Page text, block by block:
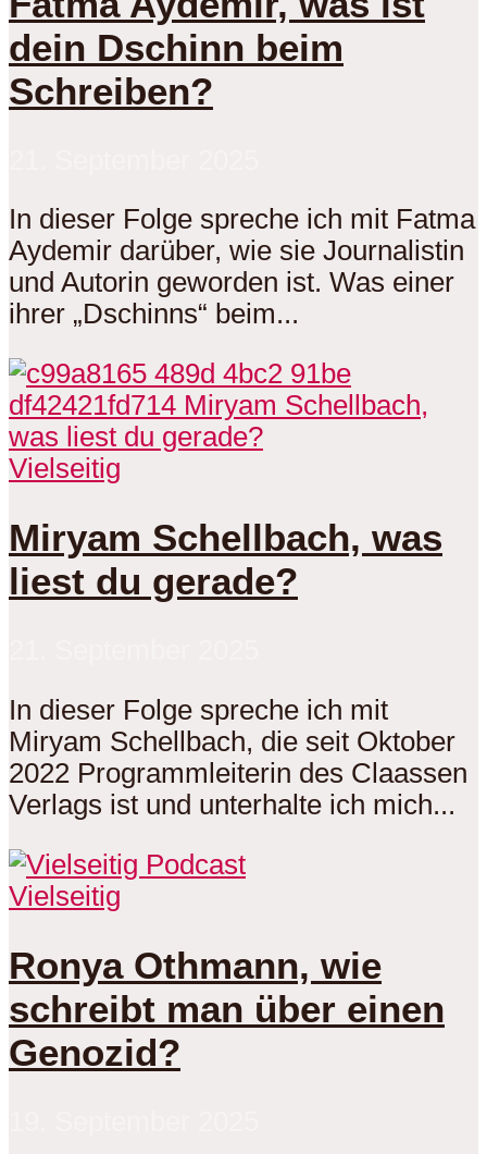
dein Dschinn beim
Schreiben?
In dieser Folge spreche ich mit Fatma
Aydemir darüber, wie sie Journalistin
und Autorin geworden ist. Was einer
ihrer „Dschinns“ beim...
Vielseitig
Miryam Schellbach, was
liest du gerade?
In dieser Folge spreche ich mit
Miryam Schellbach, die seit Oktober
2022 Programmleiterin des Claassen
Verlags ist und unterhalte ich mich...
Vielseitig
Ronya Othmann, wie
schreibt man über einen
Genozid?